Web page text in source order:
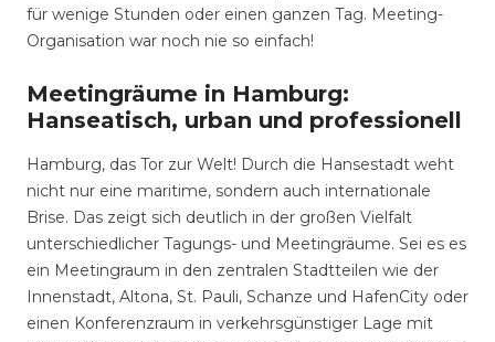
für wenige Stunden oder einen ganzen Tag. Meeting-
Organisation war noch nie so einfach!
Meetingräume in Hamburg:
Hanseatisch, urban und professionell
Hamburg, das Tor zur Welt! Durch die Hansestadt weht
nicht nur eine maritime, sondern auch internationale
Brise. Das zeigt sich deutlich in der großen Vielfalt
unterschiedlicher Tagungs- und Meetingräume. Sei es es
ein Meetingraum in den zentralen Stadtteilen wie der
Innenstadt, Altona, St. Pauli, Schanze und HafenCity oder
einen Konferenzraum in verkehrsgünstiger Lage mit